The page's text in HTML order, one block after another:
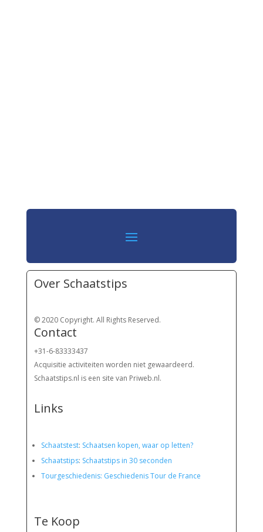
Over Schaatstips
© 2020 Copyright. All Rights Reserved.
Contact
+31-6-83333437
Acquisitie activiteiten worden niet gewaardeerd.
Schaatstips.nl is een site van Priweb.nl.
Links
Schaatstest: Schaatsen kopen, waar op letten?
Schaatstips: Schaatstips in 30 seconden
Tourgeschiedenis: Geschiedenis Tour de France
Te Koop